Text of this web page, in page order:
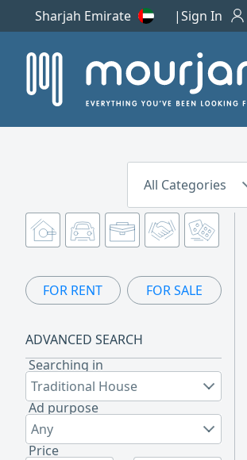
Sharjah Emirate Sign In
All Categories
FOR RENT FOR SALE
ADVANCED SEARCH
Searching in
Traditional House
Ad purpose
Any
Price